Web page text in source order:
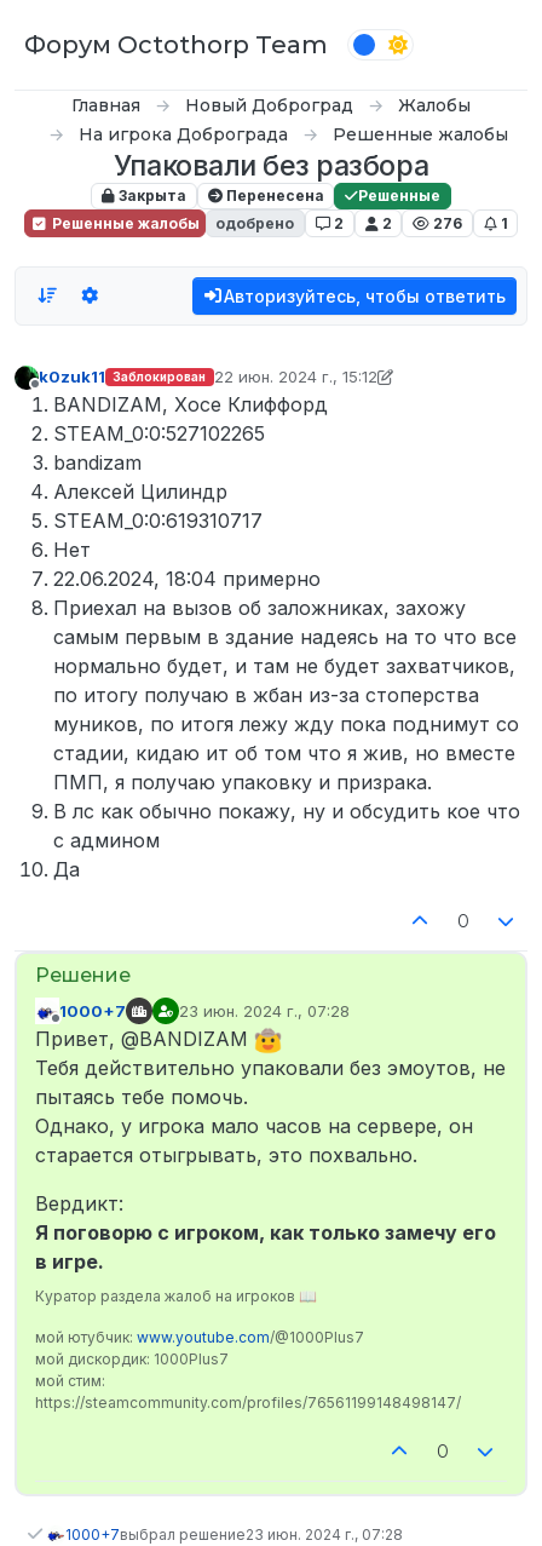
Форум Octothorp Team
Главная Новый Доброград
Жалобы
На игрока Доброграда
Решенные жалобы
Упаковали без разбора
Закрыта Перенесена
Решенные
Решенные жалобы
одобрено 2 2 276 1
Авторизуйтесь, чтобы ответить
Не в сети
k0zuk11 Заблокирован 22 июн. 2024 г., 15:12
отредактировано k0zuk11
BANDIZAM, Хосе Клиффорд
STEAM_0:0:527102265
bandizam
Алексей Цилиндр
STEAM_0:0:619310717
Нет
22.06.2024, 18:04 примерно
Приехал на вызов об заложниках, захожу
самым первым в здание надеясь на то что все
нормально будет, и там не будет захватчиков,
по итогу получаю в жбан из-за стоперства
муников, по итогя лежу жду пока поднимут со
стадии, кидаю ит об том что я жив, но вместе
ПМП, я получаю упаковку и призрака.
В лс как обычно покажу, ну и обсудить кое что
с админом
Да
0
Не в сети
1000+7 23 июн. 2024 г., 07:28
отредактировано
Привет, @BANDIZAM
Тебя действительно упаковали без эмоутов, не
пытаясь тебе помочь.
Однако, у игрока мало часов на сервере, он
старается отыгрывать, это похвально.
Вердикт:
Я поговорю с игроком, как только замечу его
в игре.
Куратор раздела жалоб на игроков 📖
мой ютубчик: www.youtube.com/@1000Plus7
мой дискордик: 1000Plus7
мой стим:
https://steamcommunity.com/profiles/76561199148498147/
0
1000+7выбрал решение23 июн. 2024 г., 07:28